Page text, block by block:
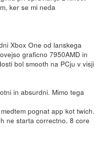
ker se mi neda
Xbox One od lanskega
graficno 7950AMD in
bol smooth na PCju v visji
in absurdni. Mimo tega
pognat app kot twich.
ne starta correctno. 8 core